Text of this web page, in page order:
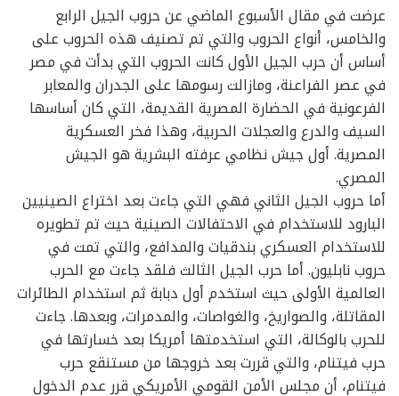
عرضت في مقال الأسبوع الماضي عن حروب الجيل الرابع
والخامس، أنواع الحروب والتي تم تصنيف هذه الحروب على
أساس أن حرب الجيل الأول كانت الحروب التي بدأت في مصر
في عصر الفراعنة، ومازالت رسومها على الجدران والمعابر
الفرعونية في الحضارة المصرية القديمة، التي كان أساسها
السيف والدرع والعجلات الحربية، وهذا فخر العسكرية
المصرية. أول جيش نظامي عرفته البشرية هو الجيش
المصري.
أما حروب الجيل الثاني فهي التي جاءت بعد اختراع الصينيين
البارود للاستخدام في الاحتفالات الصينية حيث تم تطويره
للاستخدام العسكري بندقيات والمدافع، والتي تمت في
حروب نابليون. أما حرب الجيل الثالث فلقد جاءت مع الحرب
العالمية الأولى حيث استخدم أول دبابة ثم استخدام الطائرات
المقاتلة، والصواريخ، والغواصات، والمدمرات، وبعدها. جاءت
للحرب بالوكالة، التي استخدمتها أمريكا بعد خسارتها في
حرب فيتنام، والتي قررت بعد خروجها من مستنقع حرب
فيتنام، أن مجلس الأمن القومي الأمريكي قرر عدم الدخول